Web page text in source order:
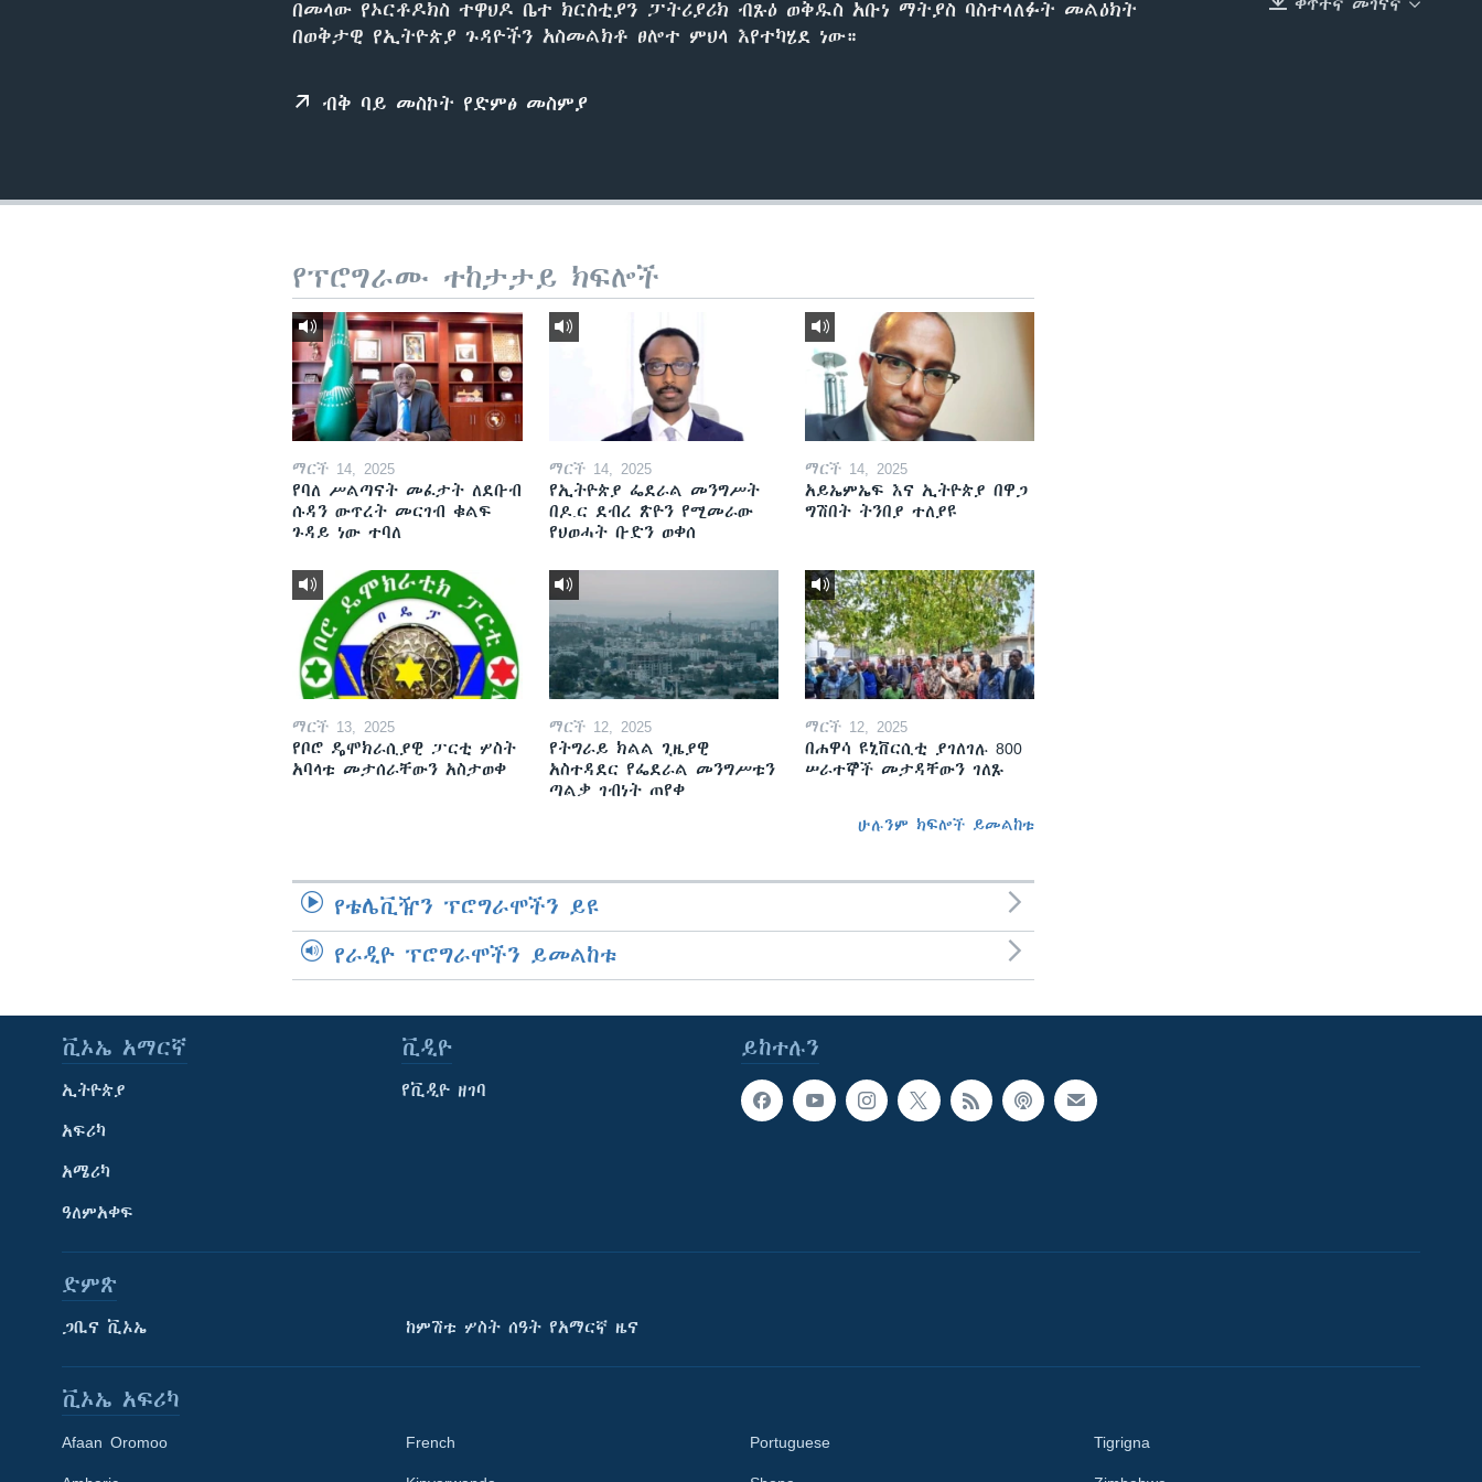
EMBED
በመላው የኦርቶዶክስ ተዋህዶ ቤተ ክርስቲያን ፓትሪያሪክ ብጹዕ ወቅዱስ አቡነ ማትያስ ባስተላለፉት መልዕክት
በወቅታዊ የኢትዮጵያ ጉዳዮችን አስመልክቶ ፀሎተ ምህላ እየተካሄደ ነው።
ብቅ ባይ መስኮት የድምፅ መስምያ
የፕሮግራሙ ተከታታይ ክፍሎች
ማርች 14, 2025
የባለ ሥልጣናት መፈታት ለደቡብ
ሱዳን ውጥረት መርገብ ቁልፍ
ጉዳይ ነው ተባለ
ማርች 14, 2025
የኢትዮጵያ ፌደራል መንግሥት
በዶ.ር ደብረ ጽዮን የሚመራው
የህወሓት ቡድን ወቀሰ
ማርች 14, 2025
አይኤምኤፍ እና ኢትዮጵያ በዋጋ
ግሽበት ትንበያ ተለያዩ
ማርች 13, 2025
የቦሮ ዴሞክራሲያዊ ፓርቲ ሦስት
አባላቱ መታሰራቸውን አስታወቀ
ማርች 12, 2025
የትግራይ ክልል ጊዜያዊ
አስተዳደር የፌደራል መንግሥቱን
ጣልቃ ገብነት ጠየቀ
ማርች 12, 2025
በሐዋሳ ዩኒቨርሲቲ ያገለገሉ 800
ሠራተኞች መታዳቸውን ገለጹ
ሁሉንም ክፍሎች ይመልከቱ
የቴሌቪዥን ፕሮግራሞችን ይዩ
የራዲዮ ፕሮግራሞችን ይመልከቱ
ይከተሉን
ቪኦኤ አማርኛ
ኢትዮጵያ
አፍሪካ
አሜሪካ
ዓለምአቀፍ
ቪዲዮ
የቪዲዮ ዘገባ
ድምጽ
ጋቢና ቪኦኤ ከምሽቱ ሦስት ሰዓት የአማርኛ ዜና
ቪኦኤ አፍሪካ
Afaan Oromoo French Portuguese Tigrigna